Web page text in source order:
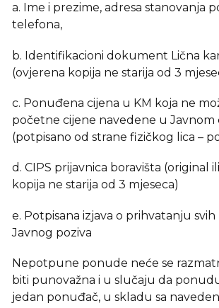
a. Ime i prezime, adresa stanovanja
telefona,
b. Identifikacioni dokument Lična
(ovjerena kopija ne starija od 3
c. Ponuđena cijena u KM koja ne
početne cijene navedene u Javnom
(potpisano od strane fizičkog lica –
d. CIPS prijavnica boravišta (original
kopija ne starija od 3 mjeseca)
e. Potpisana izjava o prihvatanju svih
Javnog poziva
Nepotpune ponude neće se
biti punovažna i u slučaju da
jedan ponuđač, u skladu sa